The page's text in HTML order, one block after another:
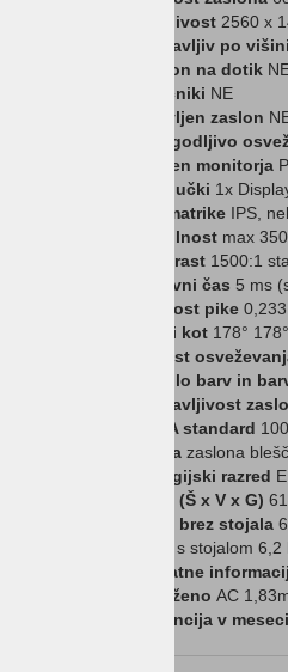
Ločljivost 2560 x
Nastavljiv po višini
Zaslon na dotik
Zvočniki NE
ukrivljen zaslon
Prilagodljivo
Namen monitorja
Priključki 1x
Tip matrike IPS,
Svetilnost max
Kontrast 1500:1
Odzivni čas 5 ms
Velikost pike
Vidni kot 178° 178°
Hitrost
Število barv in
Nastavljivost
VESA standard
Barva zaslona
Energijski razred
Mere (Š x V x G)
Mere brez stojala
s stojalom 6,2
Dodatne
Priloženo AC
Garancija v